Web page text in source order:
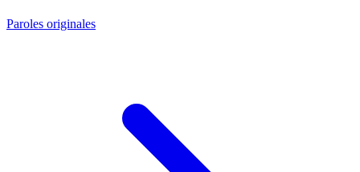
Paroles originales